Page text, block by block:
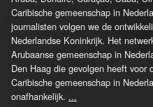
Caribische gemeenschap in
journalisten volgen we de
Nederlandse Koninkrijk. Het
Arubaanse gemeenschap in
Den Haag die gevolgen heeft voor
Caribische gemeenschap in
onafhankelijk. ...